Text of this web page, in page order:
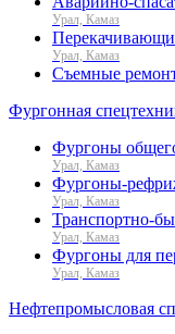
Урал, Камаз
Урал, Камаз
Съемные
Фургонная
Фургоны
Урал, Камаз
Фургоны-
Урал, Камаз
Транспортно-
Урал, Камаз
Фургоны для
Урал, Камаз
Нефтепромысловая